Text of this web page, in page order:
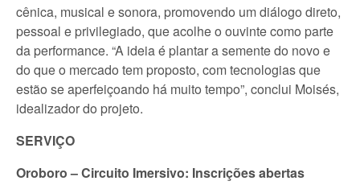
cênica, musical e sonora, promovendo um diálogo direto,
pessoal e privilegiado, que acolhe o ouvinte como parte
da performance. “A ideia é plantar a semente do novo e
do que o mercado tem proposto, com tecnologias que
estão se aperfeiçoando há muito tempo”, conclui Moisés,
idealizador do projeto.
SERVIÇO
Oroboro – Circuito Imersivo: Inscrições abertas